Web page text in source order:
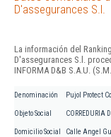
D'assegurances S.l.
La información del
D'assegurances S.l.
INFORMA D&B S.A.U.
Denominación Pujol Protect
Objeto Social CORREDURIA
Domicilio Social Calle Angel